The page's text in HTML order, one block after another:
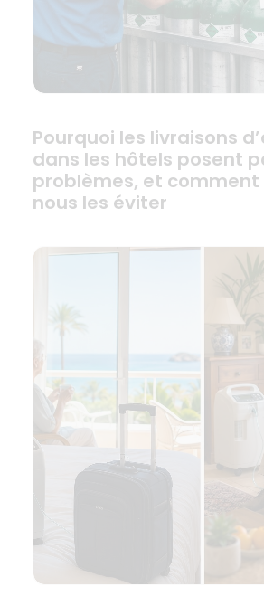
Pourquoi les livraisons
dans les hôtels posent
problèmes, et comment
nous les éviter